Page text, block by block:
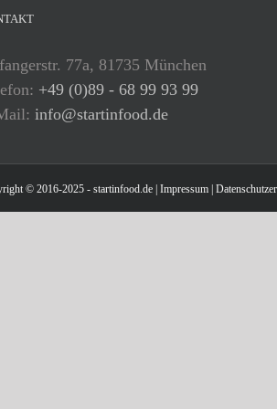
77a, 81735 München
+49 (0)89 - 68 99 93 99
info@startinfood.de
© 2016-2025 - startinfood.de | Impressum